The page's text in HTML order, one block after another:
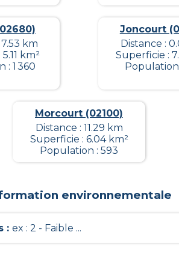
km
km²
: 1 360
Joncourt
Distance :
Superficie :
Population
Morcourt (02100)
Distance : 11.29 km
Superficie : 6.04 km²
Population : 593
environnementale
: ex : 2 - Faible ...